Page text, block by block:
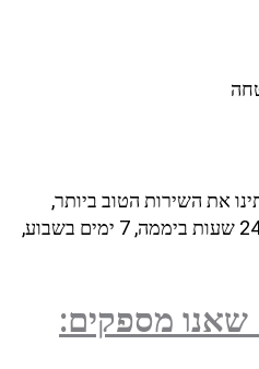
את השירות הטוב ביותר,
במחירים הוגנים. אנו זמינים 24 שעות ביממה, 7 ימים בשבוע,
שאנו מספקים: